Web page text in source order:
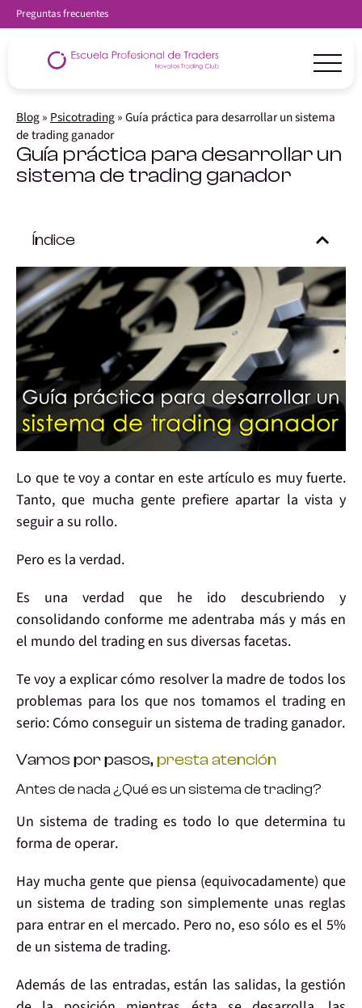
Preguntas frecuentes
Blog» Psicotrading»Guía práctica para desarrollar un sistema
de trading ganador
Guía práctica para desarrollar un
sistema de trading ganador
Índice
Lo que te voy a contaren este artículo es muy fuerte.
Tanto, que mucha gente prefiere apartar la vista y
seguir a su rollo.
Pero es la verdad.
Es una verdad que he ido descubriendo y
consolidando conforme me adentraba más y más en
el mundo del tradingen sus diversas facetas.
Te voy a explicarcómo resolver la madre de todos los
problemas para los que nos tomamos el trading en
serio: Cómo conseguirun sistema de trading ganador.
Vamos por pasos,presta atención
Antes de nada ¿Qué es un sistema de trading?
Un sistema de trading es todo lo que determina tu
forma de operar.
Hay mucha gente que piensa (equivocadamente) que
un sistema de trading son simplemente unas reglas
para entrar en el mercado. Pero no, esosólo es el 5%
de un sistema de trading.
Además de las entradas, están las salidas, la gestión